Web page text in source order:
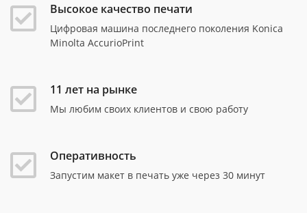
Высокое качество печати
Цифровая машина последнего поколения Konica
Minolta AccurioPrint
11 лет на рынке
Мы любим своих клиентов и свою работу
Оперативность
Запустим макет в печать уже через 30 минут